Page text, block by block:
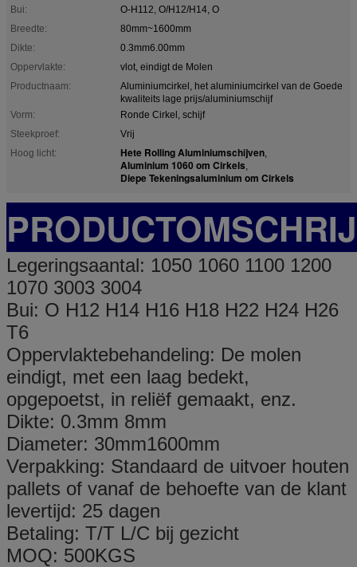
Bui:
O-H112, O/H12/H14, O
Breedte:
80mm~1600mm
Dikte:
0.3mm6.00mm
Oppervlakte:
vlot, eindigt de Molen
Productnaam:
Aluminiumcirkel, het aluminiumcirkel van de Goede
kwaliteits lage prijs/aluminiumschijf
Vorm:
Ronde Cirkel, schijf
Steekproef:
Vrij
Hoog licht:
Hete Rolling Aluminiumschijven,
Aluminium 1060 om Cirkels,
Diepe Tekeningsaluminium om Cirkels
Legeringsaantal: 1050 1060 1100 1200
1070 3003 3004
Bui: O H12 H14 H16 H18 H22 H24 H26
T6
Oppervlaktebehandeling: De molen
eindigt, met een laag bedekt,
opgepoetst, in reliëf gemaakt, enz.
Dikte: 0.3mm 8mm
Diameter: 30mm1600mm
Verpakking: Standaard de uitvoer houten
pallets of vanaf de behoefte van de klant
levertijd: 25 dagen
Betaling: T/T L/C bij gezicht
MOQ: 500KGS